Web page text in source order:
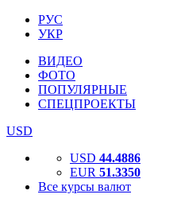
РУС
УКР
ВИДЕО
ФОТО
ПОПУЛЯРНЫЕ
СПЕЦПРОЕКТЫ
USD
USD 44.4886
EUR 51.3350
Все курсы валют